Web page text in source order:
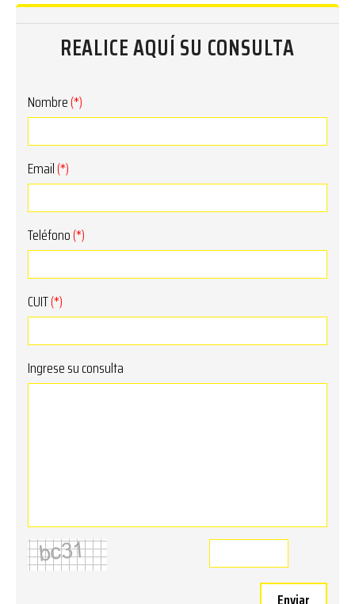
REALICE AQUÍ SU CONSULTA
Nombre(*)
Email(*)
Teléfono(*)
CUIT(*)
Ingrese su consulta